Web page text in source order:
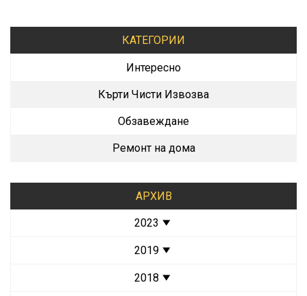
КАТЕГОРИИ
Интересно
Кърти Чисти Извозва
Обзавеждане
Ремонт на дома
АРХИВ
2023
2019
2018